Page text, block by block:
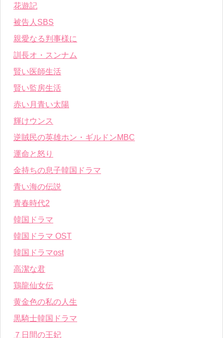
花遊記
被告人SBS
親愛なる判事様に
訓長オ・スンナム
賢い医師生活
賢い監房生活
赤い月青い太陽
輝けウンス
逆賊民の英雄ホン・ギルドンMBC
運命と怒り
金持ちの息子韓国ドラマ
青い海の伝説
青春時代2
韓国ドラマ
韓国ドラマ OST
韓国ドラマost
高潔な君
鶏龍仙女伝
黄金色の私の人生
黒騎士韓国ドラマ
７日間の王妃